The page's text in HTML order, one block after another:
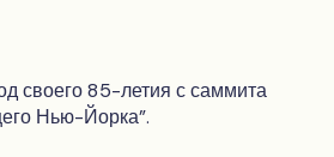
своего 85-летия с саммита
Нью-Йорка".